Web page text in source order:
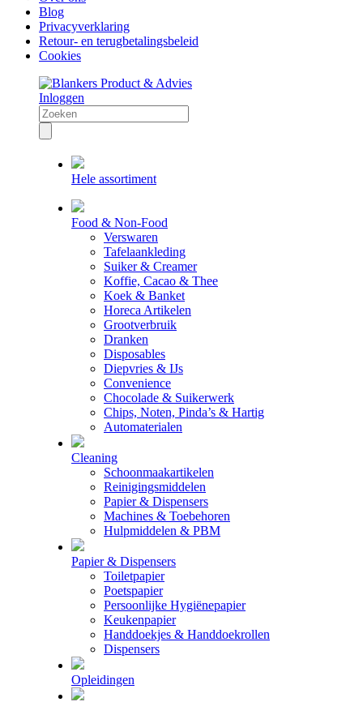
Blog
Privacyverklaring
Retour- en terugbetalingsbeleid
Cookies
Inloggen
Hele assortiment
Food & Non-Food
Verswaren
Tafelaankleding
Suiker & Creamer
Koffie, Cacao & Thee
Koek & Banket
Horeca Artikelen
Grootverbruik
Dranken
Disposables
Diepvries & IJs
Convenience
Chocolade & Suikerwerk
Chips, Noten, Pinda’s & Hartig
Automaterialen
Cleaning
Schoonmaakartikelen
Reinigingsmiddelen
Papier & Dispensers
Machines & Toebehoren
Hulpmiddelen & PBM
Papier & Dispensers
Toiletpapier
Poetspapier
Persoonlijke Hygiënepapier
Keukenpapier
Handdoekjes & Handdoekrollen
Dispensers
Opleidingen